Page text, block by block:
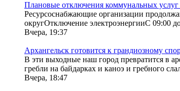
Плановые отключения коммунальных услуг
Ресурсоснабжающие организации
округОтключение электроэнергииС 09:00
Вчера, 19:37
Архангельск готовится к грандиозному
В эти выходные наш город превратится в
гребли на байдарках и каноэ и гребного
Вчера, 18:47